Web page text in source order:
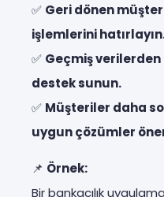
✅ Geri dönen
işlemlerini
✅ Geçmiş
destek sunun.
✅ Müşteriler daha
uygun çözümler
📌 Örnek:
Bir bankacılık